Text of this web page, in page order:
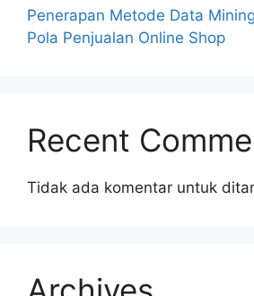
Penerapan Metode Data
Pola Penjualan Online Shop
Recent
Tidak ada komentar untuk